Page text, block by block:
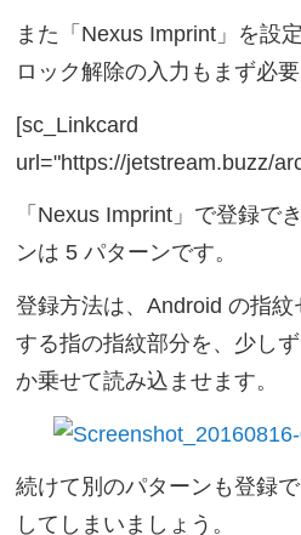
また「Nexus Imprint」を設
ロック解除の入力もまず必要
[sc_Linkcard
url="https://jetstream.buzz/
「Nexus Imprint」で登録で
ンは 5 パターンです。
登録方法は、Android の指
する指の指紋部分を、少し
か乗せて読み込ませます。
続けて別のパターンも登録
してしまいましょう。